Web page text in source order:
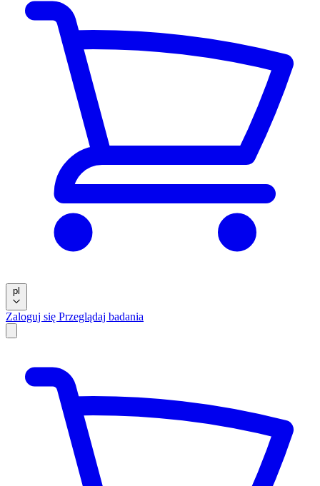
pl
Zaloguj się Przeglądaj badania